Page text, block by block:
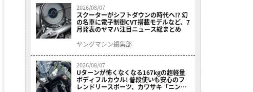
2026/08/07
スクーターがシフトダウンの時代へ!? 幻
の名車に電子制御CVT搭載モデルなど、7
月発表のヤマハ注目ニュース総まとめ
ヤングマシン編集部
2026/08/07
Uターンが怖くなくなる167kgの超軽量
ボディフルカウル! 普段使いも安心のフ
レンドリースポーツ、カワサキ「ニンジ